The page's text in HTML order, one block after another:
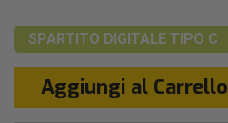
SPARTITO DIGITALE TIPO C
Aggiungi al Carrello